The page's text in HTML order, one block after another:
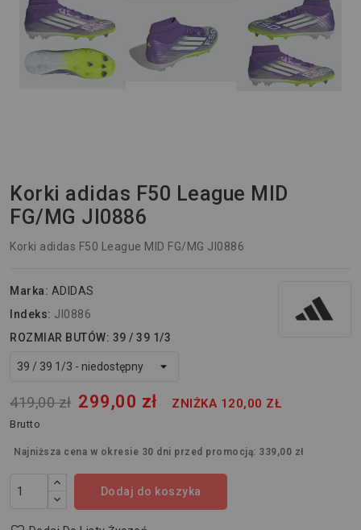
Korki adidas F50 League MID
FG/MG JI0886
Korki adidas F50 League MID FG/MG JI0886
Marka: ADIDAS
Indeks: JI0886
ROZMIAR BUTÓW: 39 / 39 1/3
419,00 zł 299,00 zł ZNIŻKA 120,00 ZŁ
Brutto
Najniższa cena w okresie 30 dni przed promocją: 339,00 zł
Dodaj do koszyka